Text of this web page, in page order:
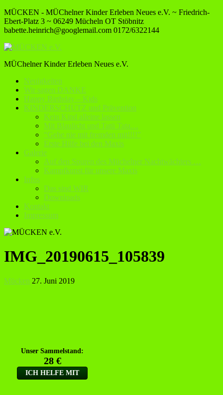
MÜCKEN - MÜChelner Kinder Erleben Neues e.V. ~ Friedrich-
Ebert-Platz 3 ~ 06249 Mücheln OT Stöbnitz
babette.heinrich@googlemail.com 0172/6322144
MÜChelner Kinder Erleben Neues e.V.
Neuigkeiten
Wir sagen DANKE
Happy Birthday – Kids
KINDERSCHUTZ und Prävention
Kein Kind alleine lassen
Mit Blaulicht und Tatü Tata…
“Gehe nie mit fremden mit!!!!”
Erste Hilfe bei den Maxis
Galerie
Auf den Spuren des Müchelner Nachtwächters …
Kampfkunst für unsere Maxis
Infos
Das sind WIR
Downloads
Kontakt
Impressum
IMG_20190615_105839
Mücken 27. Juni 2019